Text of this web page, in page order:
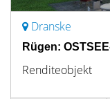
Dranske
Rügen:
Renditeobjekt